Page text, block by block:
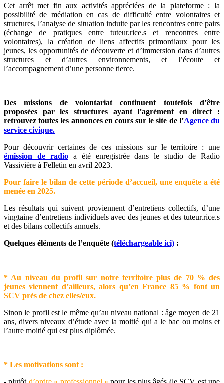
Cet arrêt met fin aux activités appréciées de la plateforme : la
possibilité de médiation en cas de difficulté entre volontaires et
structures, l’analyse de situation induite par les rencontres entre pairs
(échange de pratiques entre tuteur.rice.s et rencontres entre
volontaires), la création de liens affectifs primordiaux pour les
jeunes, les opportunités de découverte et d’immersion dans d’autres
structures et d’autres environnements, et l’écoute et
l’accompagnement d’une personne tierce.
Des missions de volontariat continuent toutefois d’être
proposées par les structures ayant l’agrément en direct :
retrouvez toutes les annonces en cours sur le site de l’Agence du
service civique.
Pour découvrir certaines de ces missions sur le territoire : une
émission de radioa été enregistrée dans le studio de Radio
Vassivière à Felletin en avril 2023.
Pour faire le bilan de cette période d’accueil, une enquête a été
menée en 2025.
Les résultats qui suivent proviennent d’entretiens collectifs, d’une
vingtaine d’entretiens individuels avec des jeunes et des tuteur.rice.s
et des bilans collectifs annuels.
Quelques éléments de l’enquête (téléchargeable ici) :
* Au niveau du profil sur notre territoire plus de 70 % des
jeunes viennent d’ailleurs, alors qu’en France 85 % font un
SCV près de chez elles/eux.
Sinon le profil est le même qu’au niveau national : âge moyen de 21
ans, divers niveaux d’étude avec la moitié qui a le bac ou moins et
l’autre moitié qui est plus diplômée.
* Les motivations sont :